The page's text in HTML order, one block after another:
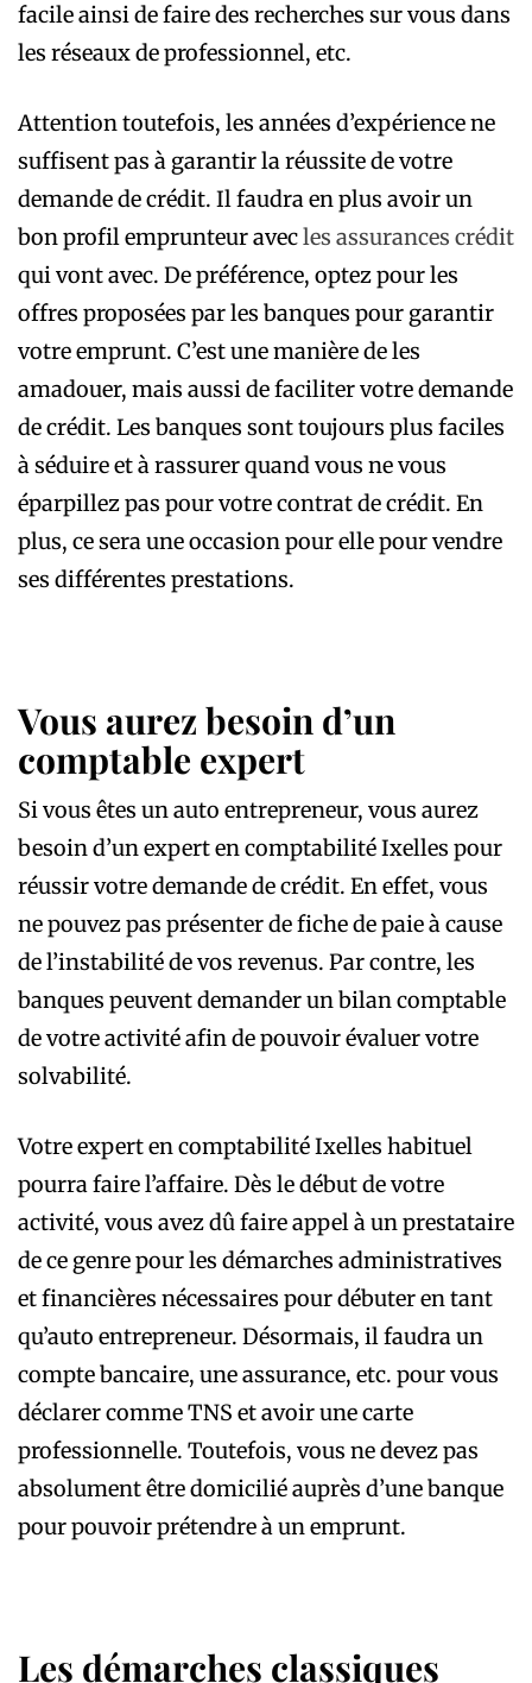
facile ainsi de faire des recherches sur vous dans
les réseaux de professionnel, etc.
Attention toutefois, les années d’expérience ne
suffisent pas à garantir la réussite de votre
demande de crédit. Il faudra en plus avoir un
bon profil emprunteur avecles assurances crédit
qui vont avec. De préférence, optez pour les
offres proposées par les banques pour garantir
votre emprunt. C’est une manière de les
amadouer, mais aussi de faciliter votre demande
de crédit. Les banques sont toujours plus faciles
à séduire et à rassurer quand vous ne vous
éparpillez pas pour votre contrat de crédit. En
plus, ce sera une occasion pour elle pour vendre
ses différentes prestations.
Vous aurez besoin d’un
comptable expert
Si vous êtes un auto entrepreneur, vous aurez
besoin d’un expert en comptabilité Ixelles pour
réussir votre demande de crédit. En effet, vous
ne pouvez pas présenter de fiche de paie à cause
de l’instabilité de vos revenus. Par contre, les
banques peuvent demander un bilan comptable
de votre activité afin de pouvoir évaluer votre
solvabilité.
Votre expert en comptabilité Ixelles habituel
pourra faire l’affaire. Dès le début de votre
activité, vous avez dû faire appel à un prestataire
de ce genre pour les démarches administratives
et financières nécessaires pour débuter en tant
qu’auto entrepreneur. Désormais, il faudra un
compte bancaire, une assurance, etc. pour vous
déclarer comme TNS et avoir une carte
professionnelle. Toutefois, vous ne devez pas
absolument être domicilié auprès d’une banque
pour pouvoir prétendre à un emprunt.
Les démarches classiques